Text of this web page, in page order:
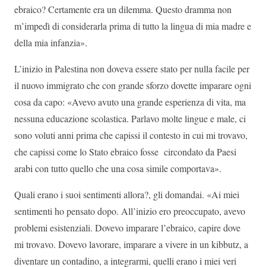
ebraico? Certamente era un dilemma. Questo dramma non
m’impedì di considerarla prima di tutto la lingua di mia madre e
della mia infanzia».
L’inizio in Palestina non doveva essere stato per nulla facile per
il nuovo immigrato che con grande sforzo dovette imparare ogni
cosa da capo: «Avevo avuto una grande esperienza di vita, ma
nessuna educazione scolastica. Parlavo molte lingue e male, ci
sono voluti anni prima che capissi il contesto in cui mi trovavo,
che capissi come lo Stato ebraico fosse circondato da Paesi
arabi con tutto quello che una cosa simile comportava».
Quali erano i suoi sentimenti allora?, gli domandai. «Ai miei
sentimenti ho pensato dopo. All’inizio ero preoccupato, avevo
problemi esistenziali. Dovevo imparare l’ebraico, capire dove
mi trovavo. Dovevo lavorare, imparare a vivere in un kibbutz, a
diventare un contadino, a integrarmi, quelli erano i miei veri